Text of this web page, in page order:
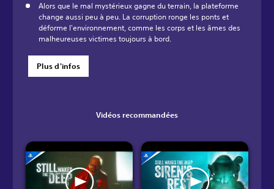
Alors que le mal mystérieux gagne du terrain, la plateforme
change aussi peu à peu. La corruption ronge les ponts et
déforme l'environnement, comme les corps et les âmes des
malheureuses victimes toujours à bord.
Plus d'infos
Vidéos recommandées